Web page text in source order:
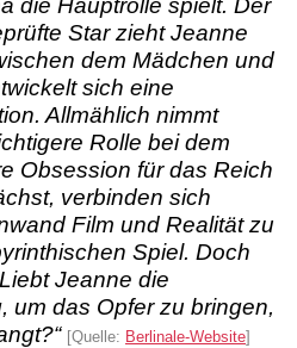
Star zieht Jeanne
dem Mädchen und
sich eine
Allmählich nimmt
Rolle bei dem
Obsession für das Reich
verbinden sich
Film und Realität zu
Spiel. Doch
Jeanne die
um das Opfer zu bringen,
[Quelle: Berlinale-Website]